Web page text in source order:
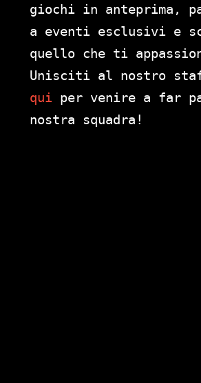
giochi in anteprima,
a eventi esclusivi e
quello che ti
Unisciti al nostro
qui per venire a far
nostra squadra!